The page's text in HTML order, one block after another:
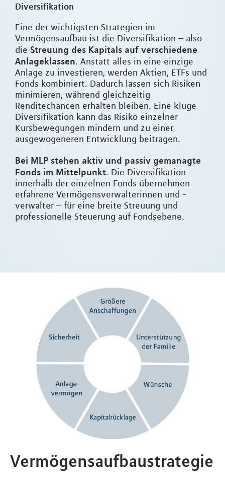
Diversifikation
Eine der wichtigsten Strategien im
Vermögensaufbau ist die Diversifikation – also
die Streuung des Kapitals auf verschiedene
Anlageklassen. Anstatt alles in eine einzige
Anlage zu investieren, werden Aktien, ETFs und
Fonds kombiniert. Dadurch lassen sich Risiken
minimieren, während gleichzeitig
Renditechancen erhalten bleiben. Eine kluge
Diversifikation kann das Risiko einzelner
Kursbewegungen mindern und zu einer
ausgewogeneren Entwicklung beitragen.
Bei MLP stehen aktiv und passiv gemanagte
Fonds im Mittelpunkt. Die Diversifikation
innerhalb der einzelnen Fonds übernehmen
erfahrene Vermögensverwalterinnen und -
verwalter – für eine breite Streuung und
professionelle Steuerung auf Fondsebene.
Vermögensaufbaustrategie